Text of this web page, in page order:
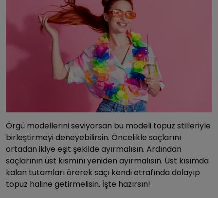
Örgü modellerini seviyorsan bu modeli topuz stilleriyle
birleştirmeyi deneyebilirsin. Öncelikle saçlarını
ortadan ikiye eşit şekilde ayırmalısın. Ardından
saçlarının üst kısmını yeniden ayırmalısın. Üst kısımda
kalan tutamları örerek saçı kendi etrafında dolayıp
topuz haline getirmelisin. İşte hazırsın!